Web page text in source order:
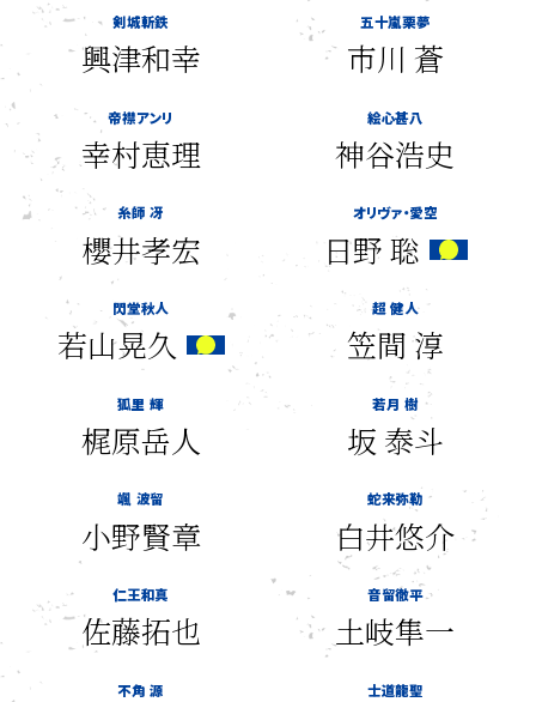
剣城斬鉄
興津和幸
五十嵐栗夢
市川 蒼
帝襟アンリ
幸村恵理
絵心甚八
神谷浩史
糸師 冴
櫻井孝宏
オリヴァ・愛空
日野 聡
閃堂秋人
若山晃久
超 健人
笠間 淳
狐里 輝
梶原岳人
若月 樹
坂 泰斗
颯 波留
小野賢章
蛇来弥勒
白井悠介
仁王和真
佐藤拓也
音留徹平
土岐隼一
不角 源 士道龍聖